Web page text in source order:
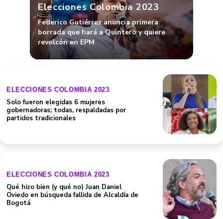
Elecciones Colombia 2023
Federico Gutiérrez anuncia primera
borrada que hará a Quintero y quiere
revolcón en EPM
ELECCIONES COLOMBIA 2023
Solo fueron elegidas 6 mujeres
gobernadoras; todas, respaldadas por
partidos tradicionales
ELECCIONES COLOMBIA 2023
Qué hizo bien (y qué no) Juan Daniel
Oviedo en búsqueda fallida de Alcaldía de
Bogotá